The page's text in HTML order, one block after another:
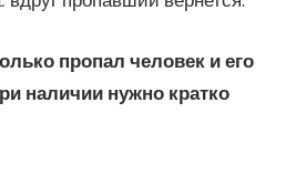
пропал человек и его
наличии нужно кратко